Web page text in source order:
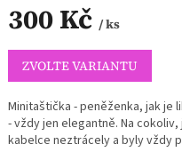
300 Kč / ks
Měrná
cena:
ZVOLTE VARIANTU
Minitaštička - peněženka, jak je
- vždy jen elegantně. Na
kabelce neztrácely a byly vždy